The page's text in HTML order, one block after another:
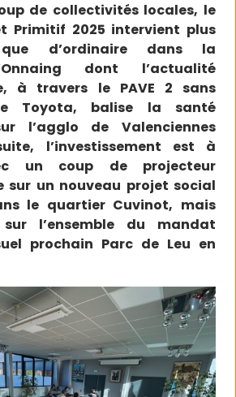
de collectivités locales, le
Primitif 2025 intervient plus
d’ordinaire dans la
dont l’actualité
à travers le PAVE 2 sans
Toyota, balise la santé
l’agglo de Valenciennes
l’investissement est à
un coup de projecteur
sur un nouveau projet social
le quartier Cuvinot, mais
l’ensemble du mandat
prochain Parc de Leu en